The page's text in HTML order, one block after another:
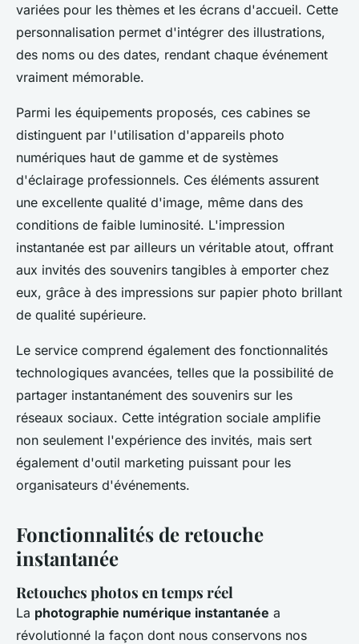
variées pour les thèmes et les écrans d'accueil. Cette
personnalisation permet d'intégrer des illustrations,
des noms ou des dates, rendant chaque événement
vraiment mémorable.
Parmi les équipements proposés, ces cabines se
distinguent par l'utilisation d'appareils photo
numériques haut de gamme et de systèmes
d'éclairage professionnels. Ces éléments assurent
une excellente qualité d'image, même dans des
conditions de faible luminosité. L'impression
instantanée est par ailleurs un véritable atout, offrant
aux invités des souvenirs tangibles à emporter chez
eux, grâce à des impressions sur papier photo brillant
de qualité supérieure.
Le service comprend également des fonctionnalités
technologiques avancées, telles que la possibilité de
partager instantanément des souvenirs sur les
réseaux sociaux. Cette intégration sociale amplifie
non seulement l'expérience des invités, mais sert
également d'outil marketing puissant pour les
organisateurs d'événements.
Fonctionnalités de retouche
instantanée
Retouches photos en temps réel
La photographie numérique instantanée a
révolutionné la façon dont nous conservons nos